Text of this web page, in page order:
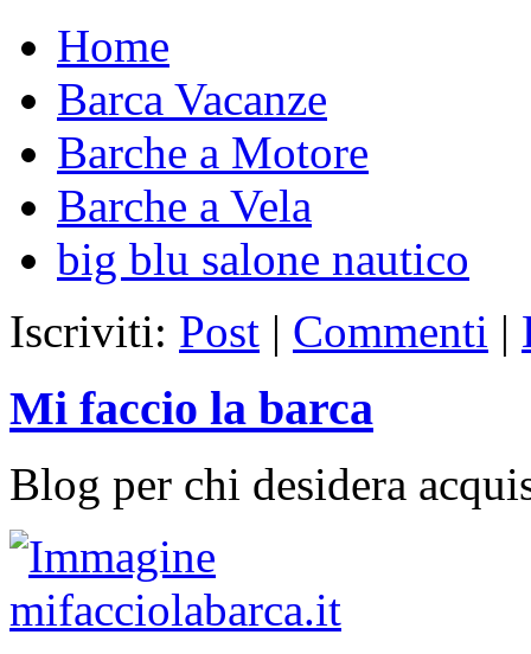
Home
Barca Vacanze
Barche a Motore
Barche a Vela
big blu salone nautico
Iscriviti: Post | Commenti |
Mi faccio la barca
Blog per chi desidera